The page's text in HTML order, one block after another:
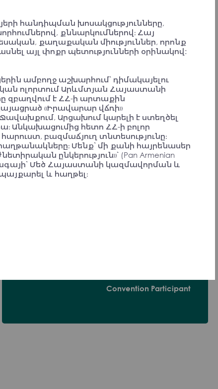
person. An Armenian is a person who should be
able to benefit those around him, regardless of
whether there are Armenians around him or
not.
Մենք պետք է ունենանք
վերադաստիարակության մի
մեխանիզմ, որով կկարողանանք փոխել
մեր մտածելակերպը։
Համաժողովի մասնակից
Convention Participant
հանդիպման խոսակցությունները,
քննարկումներով։ Հայ
քաղաքական միություններ, որոնք
այլ փոքր պետությունների օրինակով:
ամբողջ աշխարհում՝ դիմակայելու
ոլորտում Արևմտյան Հայաստանի
զբաղվում է ՀՀ-ի արտաքին
«Իրավարար վճռի»
Արցախում կարելի է ստեղծել
Անկախացումից հետո ՀՀ-ի բոլոր
բազմաճյուղ տնտեսությունը։
Մենք՝ մի քանի հայրենասեր
ընկերություն»՝ (Pan Armenian
Մեծ Հայաստանի կազմավորման և
և հաղթել։